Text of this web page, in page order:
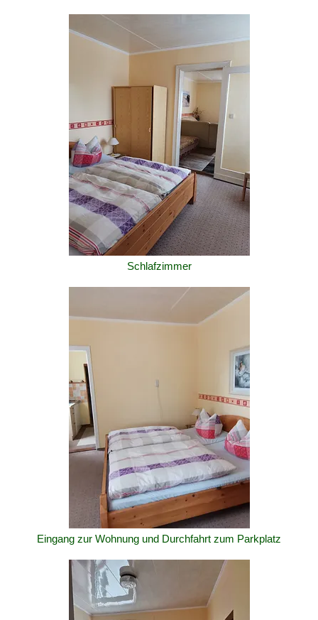
Schlafzimmer
Eingang zur Wohnung und Durchfahrt zum Parkplatz